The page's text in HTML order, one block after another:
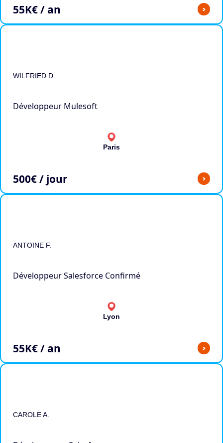
55K€ / an >
WILFRIED D.
Développeur Mulesoft
Paris
500€ / jour >
ANTOINE F.
Développeur Salesforce Confirmé
Lyon
55K€ / an >
CAROLE A.